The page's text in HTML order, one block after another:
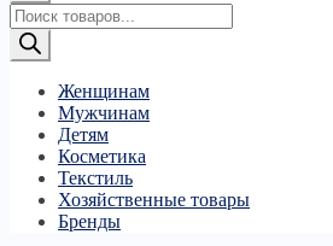
Поиск
товаров
Женщинам
Мужчинам
Детям
Косметика
Текстиль
Хозяйственные товары
Бренды